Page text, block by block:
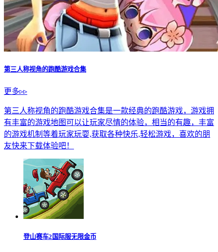
第三人称视角的跑酷游戏合集
更多▹▹
第三人称视角的跑酷游戏合集是一款经典的跑酷游戏，游戏拥
有丰富的游戏地图可以让玩家尽情的体验，相当的有趣，丰富
的游戏机制等着玩家玩耍,获取各种快乐,轻松游戏，喜欢的朋
友快来下载体验吧！
登山赛车2国际服无限金币